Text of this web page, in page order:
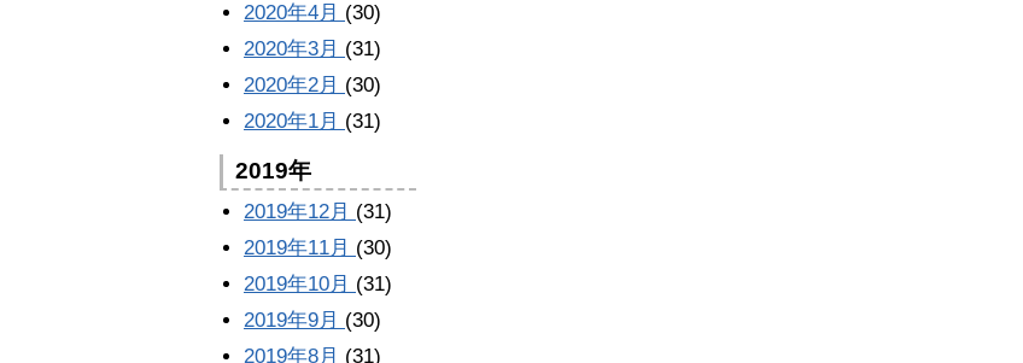
2020年4月 (30)
2020年3月 (31)
2020年2月 (30)
2020年1月 (31)
2019年
2019年12月 (31)
2019年11月 (30)
2019年10月 (31)
2019年9月 (30)
2019年8月 (31)